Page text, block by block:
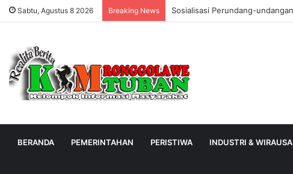
Sabtu, Agustus 8 2026 Breaking News Sosialisasi Perundang-
BERANDA PEMERINTAHAN PERISTIWA INDUSTRI &